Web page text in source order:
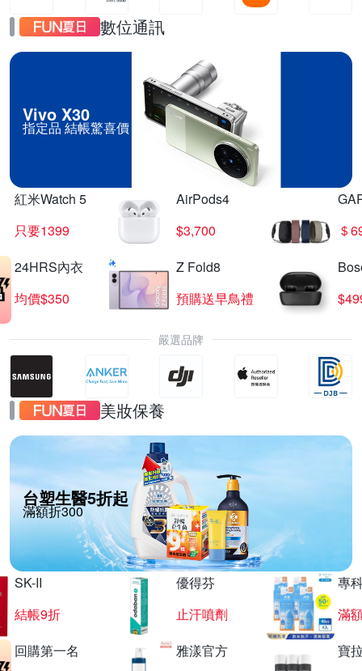
數位通訊
Vivo X30
指定品 結帳驚喜價
紅米Watch 5
只要1399
AirPods4
$3,700
＄
24HRS內衣
均價$350
Z Fold8
預購送早鳥禮
嚴選品牌
美妝保養
台塑生醫5折起
滿額折300
SK-II
結帳9折
優得芬
止汗噴劑
專
滿
回購第一名
雅漾官方
寶